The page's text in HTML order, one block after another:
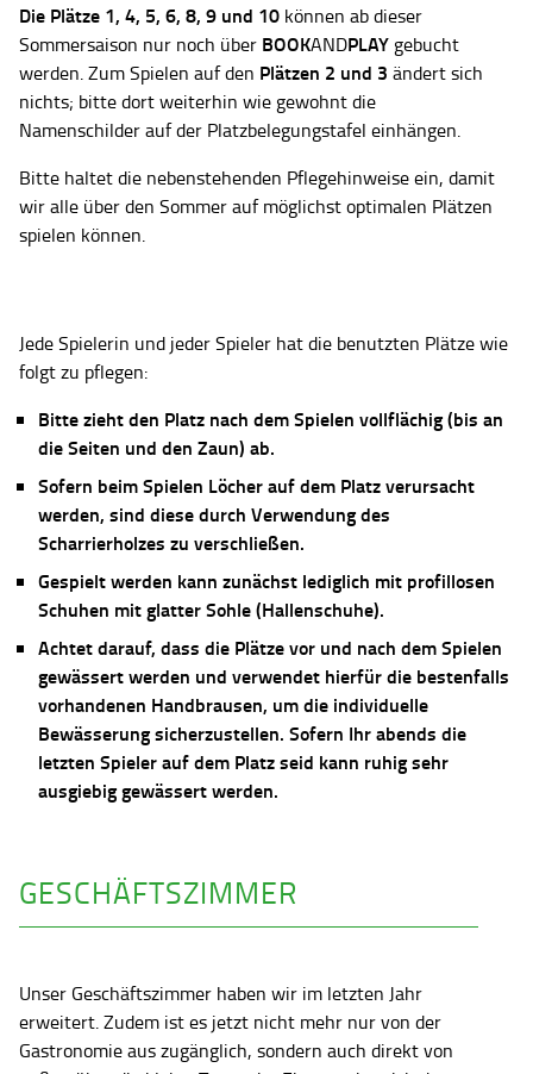
Die Plätze 1, 4, 5, 6, 8, 9 und 10 können ab dieser
Sommersaison nur noch über BOOKANDPLAY gebucht
werden. Zum Spielen auf den Plätzen 2 und 3 ändert sich
nichts; bitte dort weiterhin wie gewohnt die
Namenschilder auf der Platzbelegungstafel einhängen.
Bitte haltet die nebenstehenden Pflegehinweise ein, damit
wir alle über den Sommer auf möglichst optimalen Plätzen
spielen können.
Jede Spielerin und jeder Spieler hat die benutzten Plätze wie
folgt zu pflegen:
Bitte zieht den Platz nach dem Spielen vollflächig (bis an
die Seiten und den Zaun) ab.
Sofern beim Spielen Löcher auf dem Platz verursacht
werden, sind diese durch Verwendung des
Scharrierholzes zu verschließen.
Gespielt werden kann zunächst lediglich mit profillosen
Schuhen mit glatter Sohle (Hallenschuhe).
Achtet darauf, dass die Plätze vor und nach dem Spielen
gewässert werden und verwendet hierfür die bestenfalls
vorhandenen Handbrausen, um die individuelle
Bewässerung sicherzustellen. Sofern Ihr abends die
letzten Spieler auf dem Platz seid kann ruhig sehr
ausgiebig gewässert werden.
GESCHÄFTSZIMMER
Unser Geschäftszimmer haben wir im letzten Jahr
erweitert. Zudem ist es jetzt nicht mehr nur von der
Gastronomie aus zugänglich, sondern auch direkt von